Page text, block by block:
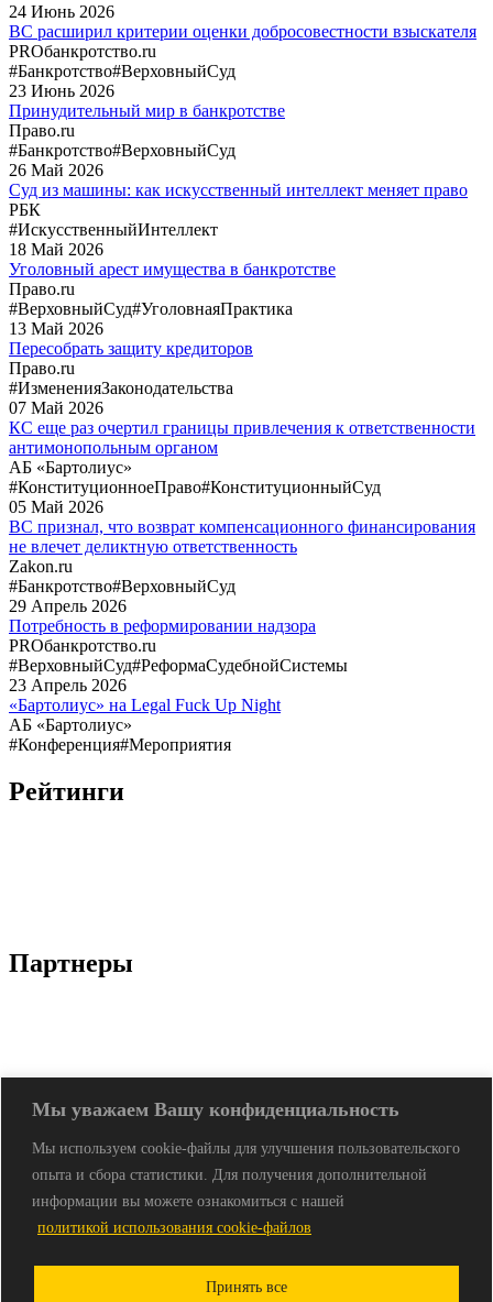
Мы уважаем Вашу конфиденциальность
Мы используем cookie-файлы для улучшения пользовательского
опыта и сбора статистики. Для получения дополнительной
информации вы можете ознакомиться с нашей
политикой использования cookie-файлов
Принять все
24 Июнь 2026
ВС расширил критерии оценки добросовестности взыскателя
PROбанкротство.ru
#Банкротство#ВерховныйСуд
23 Июнь 2026
Принудительный мир в банкротстве
Право.ru
#Банкротство#ВерховныйСуд
26 Май 2026
Суд из машины: как искусственный интеллект меняет право
РБК
#ИскусственныйИнтеллект
18 Май 2026
Уголовный арест имущества в банкротстве
Право.ru
#ВерховныйСуд#УголовнаяПрактика
13 Май 2026
Пересобрать защиту кредиторов
Право.ru
#ИзмененияЗаконодательства
07 Май 2026
КС еще раз очертил границы привлечения к ответственности
антимонопольным органом
АБ «Бартолиус»
#КонституционноеПраво#КонституционныйСуд
05 Май 2026
ВС признал, что возврат компенсационного финансирования
не влечет деликтную ответственность
Zakon.ru
#Банкротство#ВерховныйСуд
29 Апрель 2026
Потребность в реформировании надзора
PROбанкротство.ru
#ВерховныйСуд#РеформаСудебнойСистемы
23 Апрель 2026
«Бартолиус» на Legal Fuck Up Night
АБ «Бартолиус»
#Конференция#Мероприятия
Рейтинги
Партнеры
© АБ «Бартолиус». Все права защищены. 1999-2024
115054 Москва, Стремянный переулок, дом 38, этаж 6
E-mail:info@bartolius.com